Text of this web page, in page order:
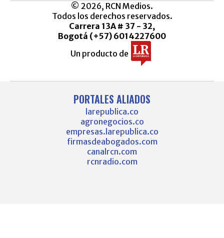
© 2026, RCN Medios.
Todos los derechos reservados.
Carrera 13A # 37 - 32,
Bogotá (+57) 6014227600
Un producto de
PORTALES ALIADOS
larepublica.co
agronegocios.co
empresas.larepublica.co
firmasdeabogados.com
canalrcn.com
rcnradio.com